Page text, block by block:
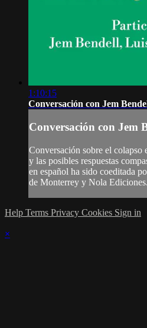
1:10:15
Conversación con Jem
Conversación con Jem
Conversación sobre el
y las posibles respuestas
en español ha sido coeditada
de Monterrey y Nola Ediciones.
Help Terms Privacy Cookies Sign in
×